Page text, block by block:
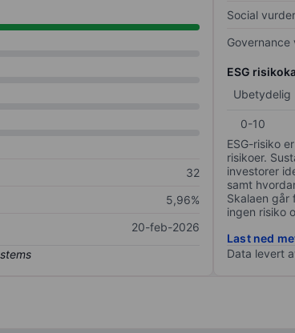
32
5,96%
20-feb-2026
Social
Governance
ESG
Ubetydelig
0-10
ESG-risiko
risikoer.
investorer
samt
Skalaen går
ingen risiko
Last ned
Data levert